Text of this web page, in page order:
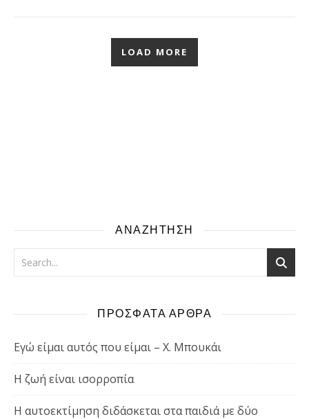
LOAD MORE
ΑΝΑΖΗΤΗΣΗ
ΠΡΟΣΦΑΤΑ ΑΡΘΡΑ
Εγώ είμαι αυτός που είμαι – Χ. Μπουκάι
Η ζωή είναι ισορροπία
Η αυτοεκτίμηση διδάσκεται στα παιδιά με δύο